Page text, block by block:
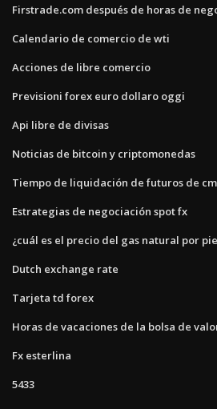
Firstrade.com después de horas de
Calendario de comercio de wti
Acciones de libre comercio
Previsioni forex euro dollaro oggi
Api libre de divisas
Noticias de bitcoin y criptomonedas
Tiempo de liquidación de futuros de
Estrategias de negociación spot fx
¿cuál es el precio del gas natural por pie
Dutch exchange rate
Tarjeta td forex
Horas de vacaciones de la bolsa de
Fx esterlina
5433